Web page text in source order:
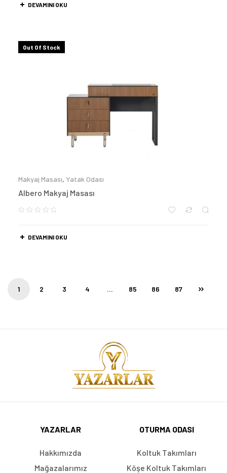
DEVAMINI OKU
Out Of Stock
Makyaj Masası, Yatak Odası
Albero Makyaj Masası
DEVAMINI OKU
1 2 3 4 … 85 86 87
YAZARLAR
Hakkımızda
Mağazalarımız
OTURMA ODASI
Koltuk Takımları
Köşe Koltuk Takımları